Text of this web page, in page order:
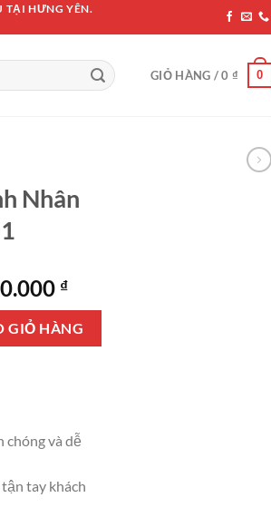
TẠI HƯNG YÊN.
GIỎ HÀNG /0 ₫ 0
Nhân
₫.
₫Giá
hiện
tại
là:
XDBN-01 số lượng
GIỎ HÀNG
chóng và dễ
tay khách